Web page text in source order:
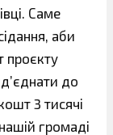
Саме
аби
проєкту
до
3 тисячі
громаді